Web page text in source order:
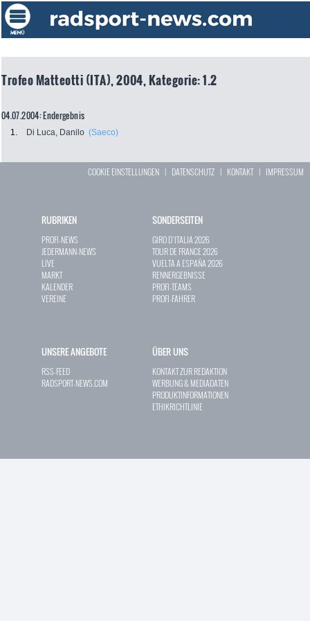
Trofeo Matteotti (ITA), 2004, Kategorie: 1.2
04.07.2004: Endergebnis
1. Di Luca, Danilo (Saeco)
COOKIE EINSTELLUNGEN | DATENSCHUTZ | KONTAKT| IMPRESSUM
RUBRIKEN
PROFI-NEWS
JEDERMANN-NEWS
LIVE
MARKT
KALENDER
VEREINE
SONDERSEITEN
GIRO D`ITALIA 2026
TOUR DE FRANCE 2026
VUELTA A ESPAÑA 2026
RENNERGEBNISSE
PROFI-TEAMS
PROFI-FAHRER
UNSERE ANGEBOTE
RSS-FEED
RADSPORT-NEWS.COM
ÜBER UNS
KONTAKT ZUR REDAKTION
WERBUNG & MEDIADATEN
PRODUKTINFORMATIONEN
ETHIKRICHTLINIE